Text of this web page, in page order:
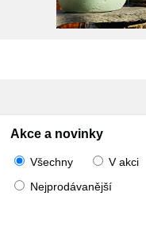
Akce a novinky
Všechny V akci
Nejprodávanější